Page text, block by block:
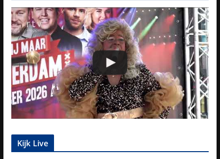
Kijk Live